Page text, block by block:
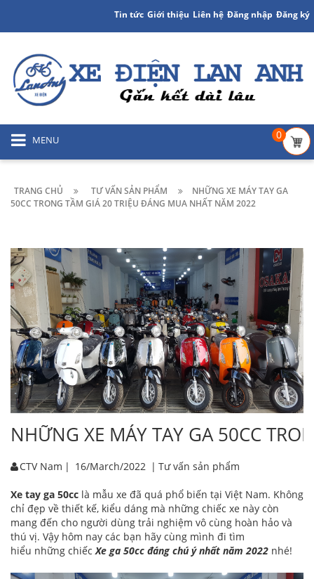
Tin tức Giới thiệu Liên hệ Đăng nhập Đăng ký
MENU 0
TRANG CHỦ TƯ VẤN SẢN PHẨM
NHỮNG XE MÁY TAY GA
50CC TRONG TẦM GIÁ 20 TRIỆU ĐÁNG MUA NHẤT NĂM 2022
NHỮNG XE MÁY TAY GA 50CC
CTV Nam | 16/March/2022 | Tư vấn sản phẩm
Xe tay ga 50cc là mẫu xe đã quá phổ biến tại Việt Nam. Không
chỉ đẹp về thiết kế, kiểu dáng mà những chiếc xe này còn
mang đến cho người dùng trải nghiệm vô cùng hoàn hảo và
thú vị. Vậy hôm nay các bạn hãy cùng mình đi tìm
hiểu những chiếcXe ga 50cc đáng chú ý nhất năm 2022 nhé!